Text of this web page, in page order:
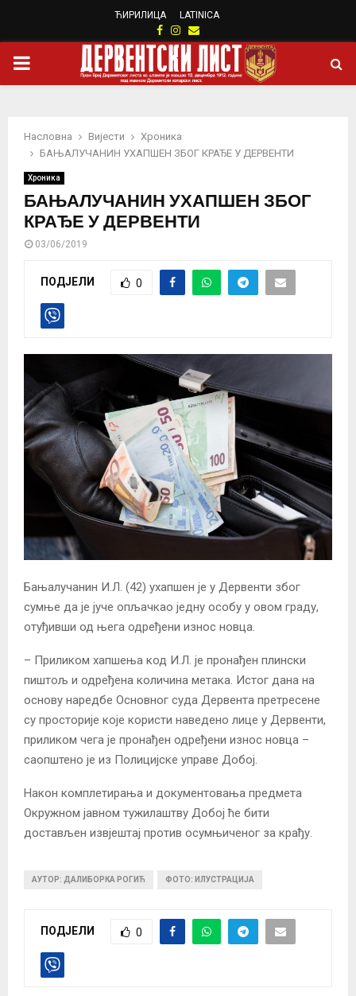
ЋИРИЛИЦА LATINICA
Facebook
Instagram
Email
PRIMARY
Насловна Вијести
Хроника
БАЊАЛУЧАНИН УХАПШЕН ЗБОГ КРАЂЕ У ДЕРВЕНТИ
Хроника
БАЊАЛУЧАНИН УХАПШЕН ЗБОГ
КРАЂЕ У ДЕРВЕНТИ
03/06/2019
ПОДЈЕЛИ 0
Бањалучанин И.Л. (42) ухапшен је у Дервенти због
сумње да је јуче опљачкао једну особу у овом граду,
отуђивши од њега одређени износ новца.
– Приликом хапшења код И.Л. је пронађен плински
пиштољ и одређена количина метака. Истог дана на
основу наредбе Основног суда Дервента претресене
су просторије које користи наведено лице у Дервенти,
приликом чега је пронађен одређени износ новца –
саопштено је из Полицијске управе Добој.
Након комплетирања и документовања предмета
Окружном јавном тужилаштву Добој ће бити
достављен извјештај против осумњиченог за крађу.
АУТОР: ДАЛИБОРКА РОГИЋ ФОТО: ИЛУСТРАЦИЈА
ПОДЈЕЛИ 0